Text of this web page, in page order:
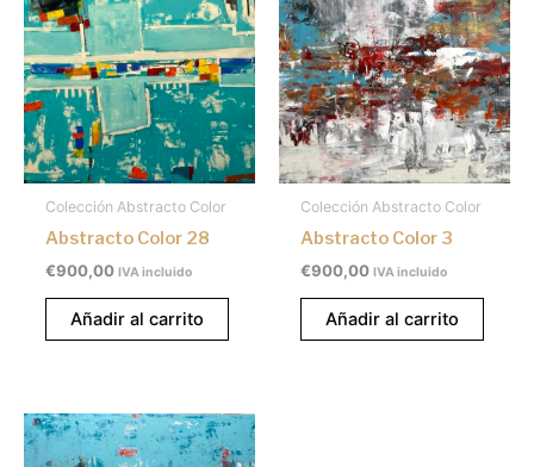
Colección Abstracto Color
Abstracto Color 28
€900,00 IVA incluido
Añadir al carrito
Colección Abstracto Color
Abstracto Color 3
€900,00 IVA incluido
Añadir al carrito